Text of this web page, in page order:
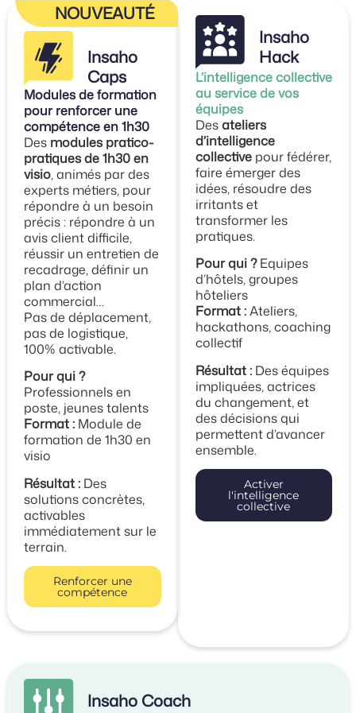
NOUVEAUTÉ
Insaho
Caps
Modules de formation
pour renforcer une
compétence en 1h30
Des modules pratico-
pratiques de 1h30 en
visio, animés par des
experts métiers, pour
répondre à un besoin
précis : répondre à un
avis client difficile,
réussir un entretien de
recadrage, définir un
plan d’action
commercial…
Pas de déplacement,
pas de logistique,
100% activable.
Pour qui ?
Professionnels en
poste, jeunes talents
Format : Module de
formation de 1h30 en
visio
Résultat : Des
solutions concrètes,
activables
immédiatement sur le
terrain.
Renforcer une
compétence
Insaho
Hack
L’intelligence collective
au service de vos
équipes
Desateliers
d’intelligence
collective pour fédérer,
faire émerger des
idées, résoudre des
irritants et
transformer les
pratiques.
Pour qui ?Equipes
d’hôtels, groupes
hôteliers
Format :Ateliers,
hackathons, coaching
collectif
Résultat : Des équipes
impliquées, actrices
du changement, et
des décisions qui
permettent d’avancer
ensemble.
Activer
l'intelligence
collective
Insaho Coach